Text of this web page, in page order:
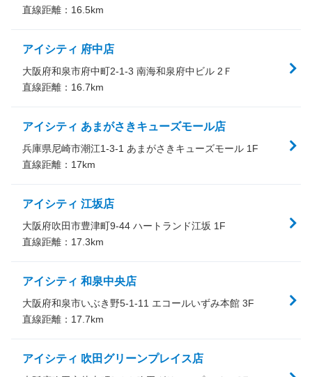
直線距離： 16.5km
アイシティ 府中店
大阪府和泉市府中町2-1-3 南海和泉府中ビル 2Ｆ
直線距離： 16.7km
アイシティ あまがさきキューズモール店
兵庫県尼崎市潮江1-3-1 あまがさきキューズモール 1F
直線距離： 17km
アイシティ 江坂店
大阪府吹田市豊津町9-44 ハートランド江坂 1F
直線距離： 17.3km
アイシティ 和泉中央店
大阪府和泉市いぶき野5-1-11 エコールいずみ本館 3F
直線距離： 17.7km
アイシティ 吹田グリーンプレイス店